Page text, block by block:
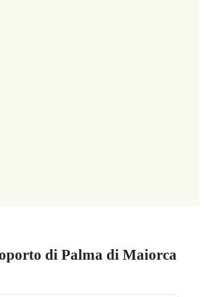
di Palma di Maiorca